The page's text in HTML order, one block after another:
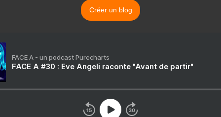
Créer un blog
FACE A - un podcast Purecharts
FACE A #30 : Eve Angeli raconte "Avant de partir"